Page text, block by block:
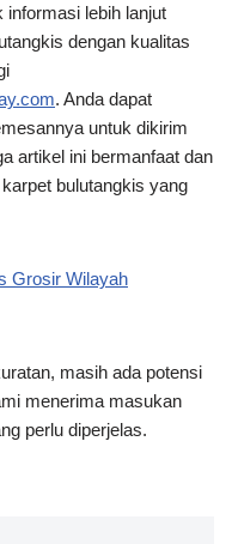
informasi lebih lanjut
dengan kualitas
. Anda dapat
untuk dikirim
artikel ini bermanfaat dan
bulutangkis yang
Grosir Wilayah
masih ada potensi
menerima masukan
perlu diperjelas.